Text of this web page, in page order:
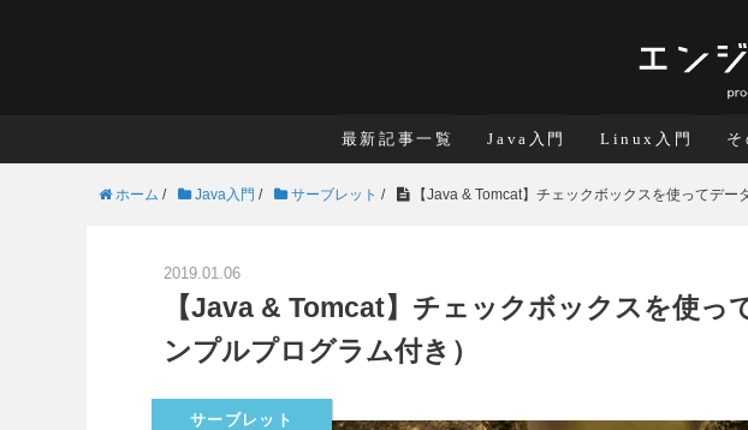
最新記事一覧 Java入門 Linux入門
ホーム / Java入門 / サーブレット / 【Java & Tomcat】チェックボックスを使ってデー
2019.01.06
【Java & Tomcat】チェックボックスを使っ
ンプルプログラム付き）
サーブレット